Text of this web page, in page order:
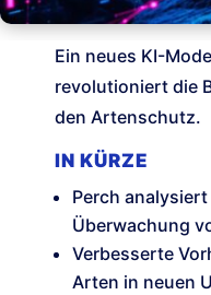
Ein neues KI-
revolutioniert die
den Artenschutz.
IN KÜRZE
Perch
Überwachung
Verbesserte
Arten in neuen